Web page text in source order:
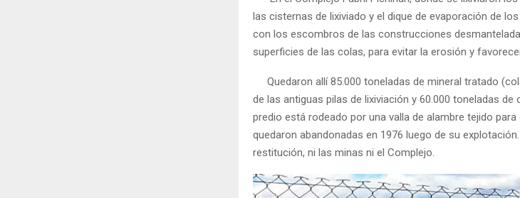
las cisternas de lixiviado y el dique de evaporación de
con los escombros de las construcciones
superficies de las colas, para evitar la erosión y
Quedaron allí 85.000 toneladas de mineral tratado
de las antiguas pilas de lixiviación y 60.000 toneladas
predio está rodeado por una valla de alambre tejido
quedaron abandonadas en 1976 luego de su
restitución, ni las minas ni el Complejo.